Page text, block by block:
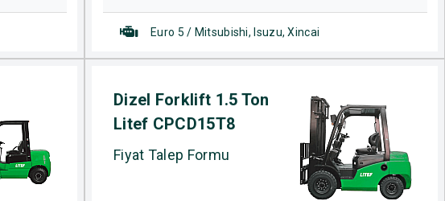
Euro 5 / Mitsubishi, Isuzu, Xincai
Dizel Forklift 1.5 Ton
Litef CPCD15T8
Fiyat Talep Formu